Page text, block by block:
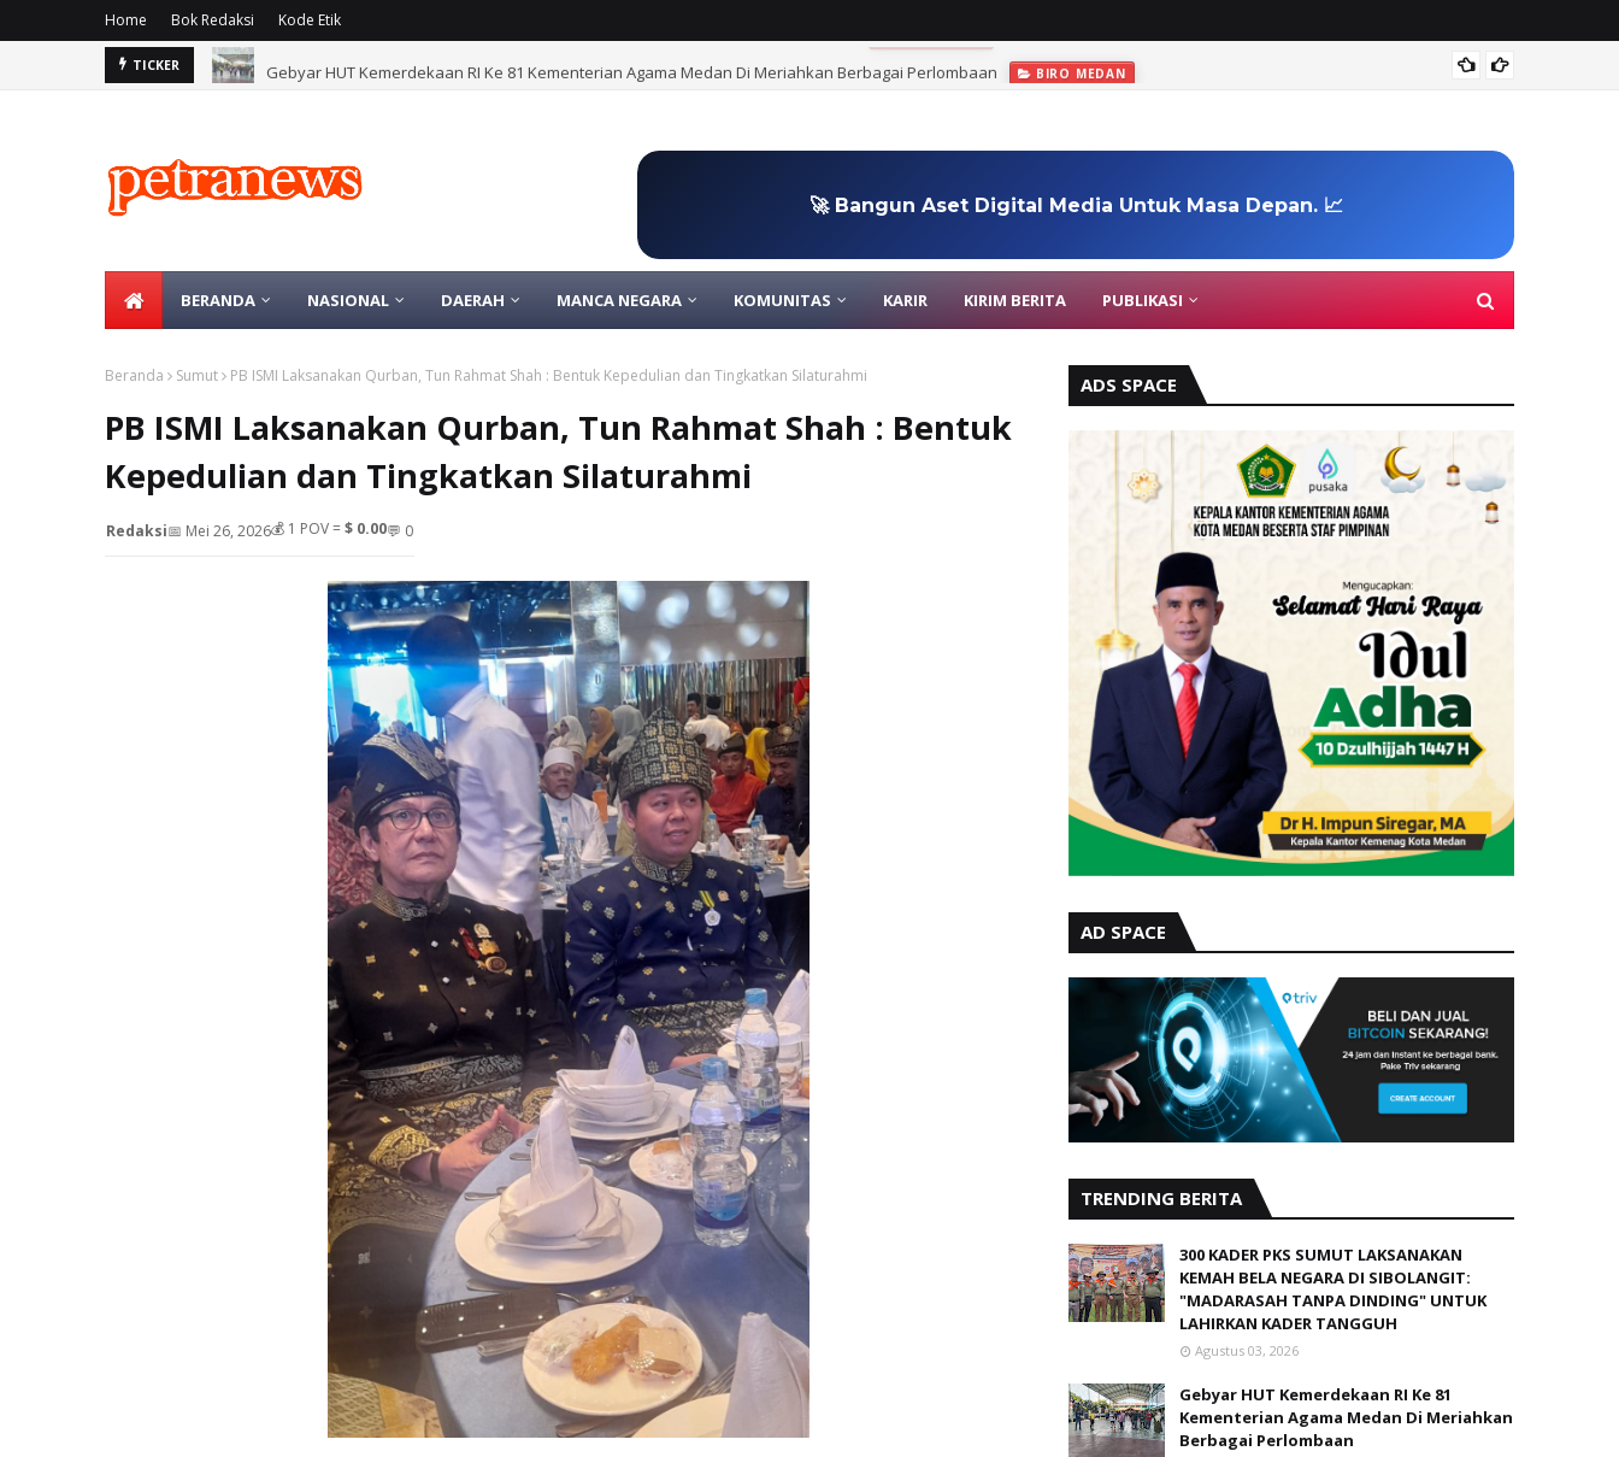
Home Bok Redaksi Kode Etik
TICKER Gebyar HUT Kemerdekaan RI Ke 81 Kementerian Agama Medan Di Meriahkan Berbagai Perlombaan BIRO MEDAN
🚀 Bangun Aset Digital Media Untuk Masa Depan. 📈
BERANDA NASIONAL DAERAH MANCA NEGARA KOMUNITAS KARIR KIRIM BERITA PUBLIKASI
Beranda Sumut PB ISMI Laksanakan Qurban, Tun Rahmat Shah : Bentuk Kepedulian dan Tingkatkan Silaturahmi
PB ISMI Laksanakan Qurban, Tun Rahmat Shah : Bentuk
Kepedulian dan Tingkatkan Silaturahmi
Redaksi📅 Mei 26, 2026💰 1 POV = $ 0.00💬 0
ADS SPACE
AD SPACE
TRENDING BERITA
300 KADER PKS SUMUT LAKSANAKAN
KEMAH BELA NEGARA DI SIBOLANGIT:
"MADARASAH TANPA DINDING" UNTUK
LAHIRKAN KADER TANGGUH
Agustus 03, 2026
Gebyar HUT Kemerdekaan RI Ke 81
Kementerian Agama Medan Di Meriahkan
Berbagai Perlombaan